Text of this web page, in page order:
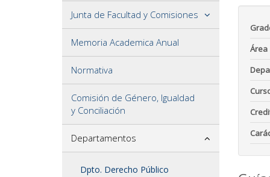
Junta de Facultad y Comisiones
Memoria Academica Anual
Normativa
Comisión de Género, Igualdad
y Conciliación
Departamentos
Dpto. Derecho Público
Área